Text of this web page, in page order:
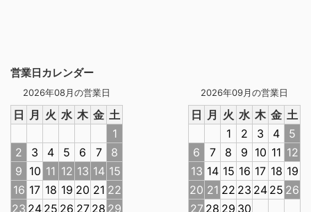
営業日カレンダー
2026年08月の営業日
日 月 火 水 木 金 土
1
2
3 4 5 6 7
8
9 10 11 12 13 14 15
16 17 18 19 20 21 22
23 24 25 26 27 28 29
2026年09月の営業日
日 月 火 水 木 金 土
1
2 3 4
5
6
7 8 9 10 11 12
13 14 15 16 17 18 19
20 21 22 23 24 25 26
27 28 29 30